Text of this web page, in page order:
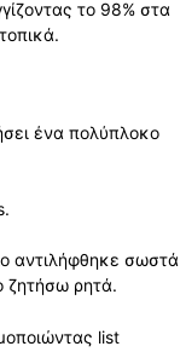
το 98% στα
ένα πολύπλοκο
αντιλήφθηκε σωστά
ζητήσω ρητά.
list